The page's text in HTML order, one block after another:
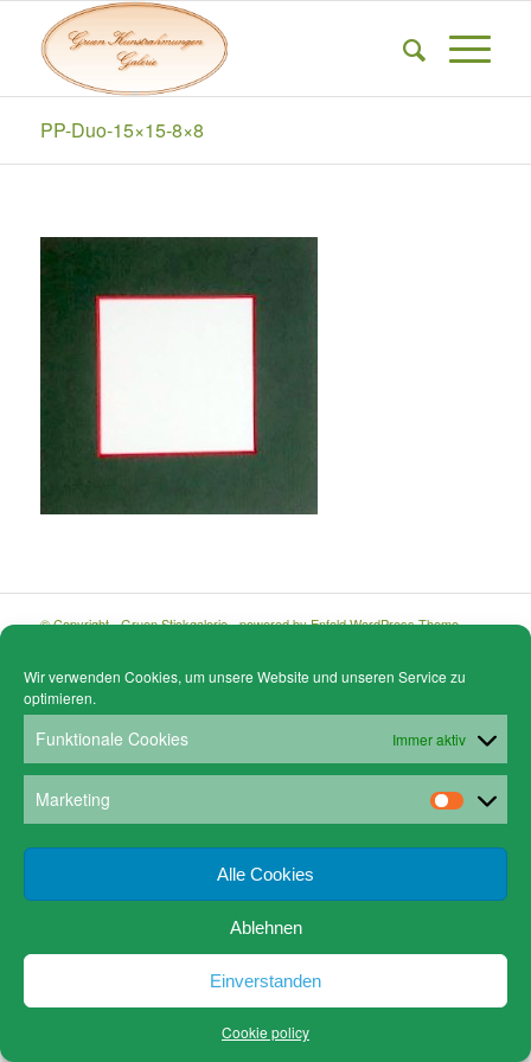
Wir verwenden Cookies, um unsere Website und unseren Service zu
optimieren.
Funktionale Cookies Immer aktiv
Marketing
Alle Cookies
Ablehnen
Einverstanden
Cookie policy
PP-Duo-15×15-8×8
© Copyright - Gruen Stickgalerie -powered by Enfold WordPress Theme
Email Versandkosten